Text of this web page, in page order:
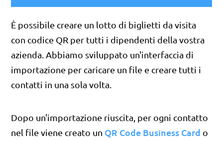
È possibile creare un lotto di biglietti da visita
con codice QR per tutti i dipendenti della vostra
azienda. Abbiamo sviluppato un'interfaccia di
importazione per caricare un file e creare tutti i
contatti in una sola volta.
Dopo un'importazione riuscita, per ogni contatto
nel file viene creato un QR Code Business Card o